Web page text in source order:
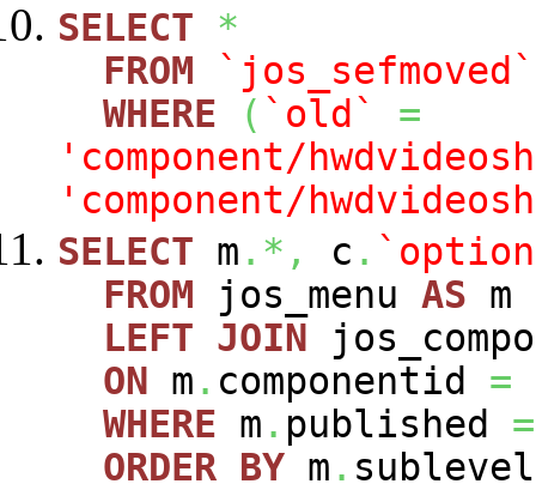
SELECT
*
FROM
`jos_sefmoved`
WHERE
( `old`
=
'component/
'component/
SELECT m .*, c .
FROM jos_menu AS m
LEFT JOIN
ON m . componentid =
WHERE m . published =
ORDER BY m . sublevel